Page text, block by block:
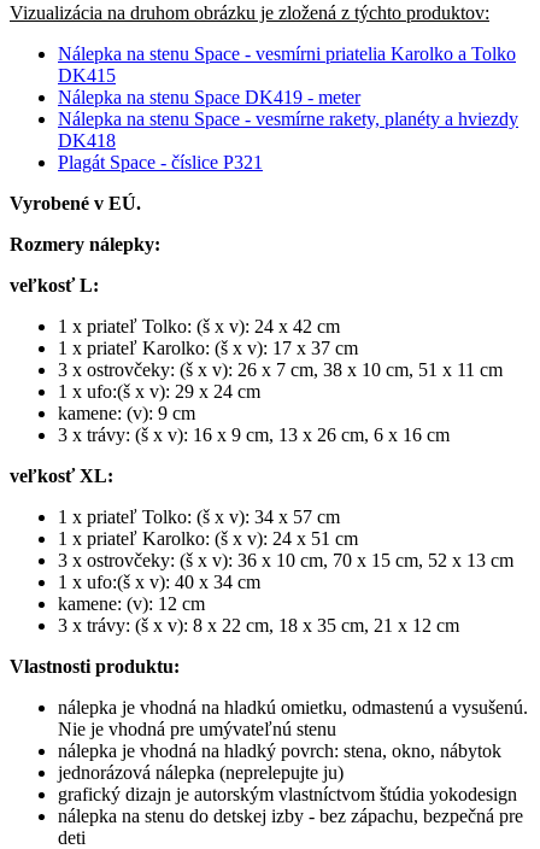
Vizualizácia na druhom obrázku je zložená z týchto produktov:
Nálepka na stenu Space - vesmírni priatelia Karolko a Tolko
DK415
Nálepka na stenu Space DK419 - meter
Nálepka na stenu Space - vesmírne rakety, planéty a hviezdy
DK418
Plagát Space - číslice P321
Vyrobené v EÚ.
Rozmery nálepky:
veľkosť L:
1 x priateľ Tolko: (š x v): 24 x 42 cm
1 x priateľ Karolko: (š x v): 17 x 37 cm
3 x ostrovčeky: (š x v): 26 x 7 cm, 38 x 10 cm, 51 x 11 cm
1 x ufo:(š x v): 29 x 24 cm
kamene: (v): 9 cm
3 x trávy: (š x v): 16 x 9 cm, 13 x 26 cm, 6 x 16 cm
veľkosť XL:
1 x priateľ Tolko: (š x v): 34 x 57 cm
1 x priateľ Karolko: (š x v): 24 x 51 cm
3 x ostrovčeky: (š x v): 36 x 10 cm, 70 x 15 cm, 52 x 13 cm
1 x ufo:(š x v): 40 x 34 cm
kamene: (v): 12 cm
3 x trávy: (š x v): 8 x 22 cm, 18 x 35 cm, 21 x 12 cm
Vlastnosti produktu:
nálepka je vhodná na hladkú omietku, odmastenú a vysušenú.
Nie je vhodná pre umývateľnú stenu
nálepka je vhodná na hladký povrch: stena, okno, nábytok
jednorázová nálepka (neprelepujte ju)
grafický dizajn je autorským vlastníctvom štúdia yokodesign
nálepka na stenu do detskej izby - bez zápachu, bezpečná pre
deti